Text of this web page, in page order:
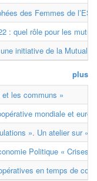
des Femmes de
: quel rôle pour les
initiative de la
plus
et les communs »
mondiale et
». Un atelier sur «
Politique « Crises
en temps de